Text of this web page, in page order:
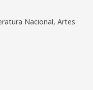
Nacional, Artes